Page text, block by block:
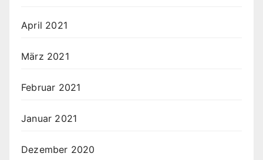
April 2021
März 2021
Februar 2021
Januar 2021
Dezember 2020